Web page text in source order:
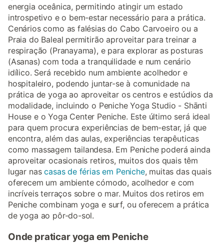
energia oceânica, permitindo atingir um estado
introspetivo e o bem-estar necessário para a prática.
Cenários como as falésias do Cabo Carvoeiro ou a
Praia do Baleal permitirão aproveitar para treinar a
respiração (Pranayama), e para explorar as posturas
(Asanas) com toda a tranquilidade e num cenário
idílico. Será recebido num ambiente acolhedor e
hospitaleiro, podendo juntar-se à comunidade na
prática de yoga ao aproveitar os centros e estúdios da
modalidade, incluindo o Peniche Yoga Studio - Shānti
House e o Yoga Center Peniche. Este último será ideal
para quem procura experiências de bem-estar, já que
encontra, além das aulas, experiências terapêuticas
como massagem tailandesa. Em Peniche poderá ainda
aproveitar ocasionais retiros, muitos dos quais têm
lugar nascasas de férias em Peniche, muitas das quais
oferecem um ambiente cómodo, acolhedor e com
incríveis terraços sobre o mar. Muitos dos retiros em
Peniche combinam yoga e surf, ou oferecem a prática
de yoga ao pôr-do-sol.
Onde praticar yoga em Peniche